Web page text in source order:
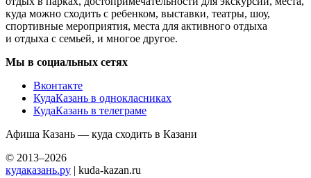
куда можно сходить с ребенком, выставки, театры, шоу,
спортивные мероприятия, места для активного отдыха
и отдыха с семьей, и многое другое.
Мы в социальных сетях
Вконтакте
КудаКазань в однокласниках
КудаКазань в телеграме
Афиша Казань — куда сходить в Казани
© 2013–2026
кудаказань.ру | kuda-kazan.ru